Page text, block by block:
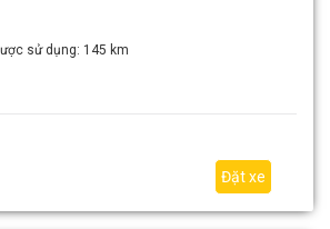
sử dụng: 145 km
Đặt xe